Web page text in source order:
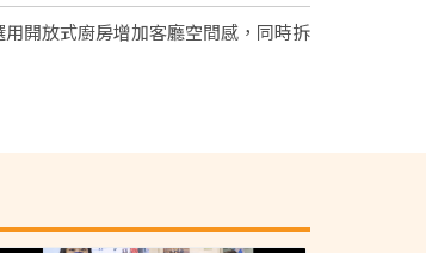
開放式廚房增加客廳空間感，同時拆